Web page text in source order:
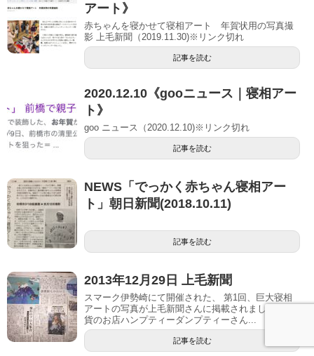
アート》
赤ちゃんを寝かせて寝相アート 年賀状用の写真撮
影 上毛新聞（2019.11.30)※リンク切れ
記事を読む
2020.12.10《gooニュース｜寝相アー
ト》
goo ニュース（2020.12.10)※リンク切れ
記事を読む
NEWS「でっかく赤ちゃん寝相アー
ト」朝日新聞(2018.10.11)
記事を読む
2013年12月29日 上毛新聞
スマーク伊勢崎にて開催された、 第1回、巨大寝相
アートの写真が上毛新聞さんに掲載されました^ ^ 雑
貨のお店ハンプティーダンプティーさん...
記事を読む